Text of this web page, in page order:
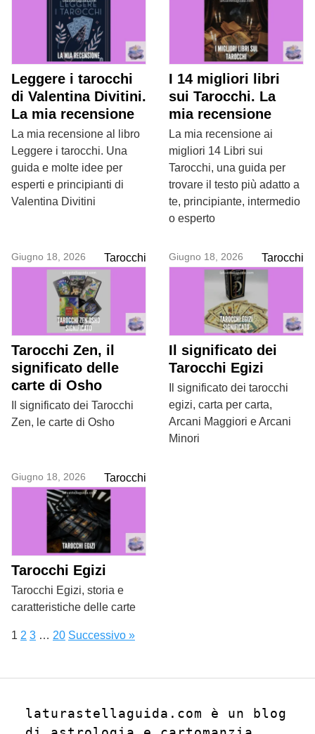
Leggere i tarocchi
di Valentina Divitini.
La mia recensione
La mia recensione al libro
Leggere i tarocchi. Una
guida e molte idee per
esperti e principianti di
Valentina Divitini
I 14 migliori libri
sui Tarocchi. La
mia recensione
La mia recensione ai
migliori 14 Libri sui
Tarocchi, una guida per
trovare il testo più adatto a
te, principiante, intermedio
o esperto
Giugno 18, 2026 Tarocchi
Tarocchi Zen, il
significato delle
carte di Osho
Il significato dei Tarocchi
Zen, le carte di Osho
Giugno 18, 2026 Tarocchi
Il significato dei
Tarocchi Egizi
Il significato dei tarocchi
egizi, carta per carta,
Arcani Maggiori e Arcani
Minori
Giugno 18, 2026 Tarocchi
Tarocchi Egizi
Tarocchi Egizi, storia e
caratteristiche delle carte
1 2 3 … 20 Successivo »
laturastellaguida.com è un blog